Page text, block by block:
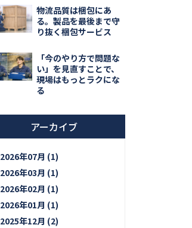
物流品質は梱包にあ
る。製品を最後まで守
り抜く梱包サービス
「今のやり方で問題な
い」を見直すことで、
現場はもっとラクにな
る
アーカイブ
2026年07月 (1)
2026年03月 (1)
2026年02月 (1)
2026年01月 (1)
2025年12月 (2)